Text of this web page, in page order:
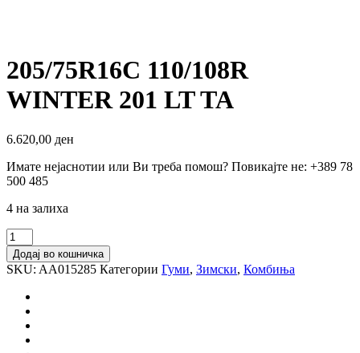
205/75R16C 110/108R
WINTER 201 LT TA
6.620,00 ден
Имате нејаснотии или Ви треба помош? Повикајте не: +389 78
500 485
4 на залиха
205/75R16C
110/108R
WINTER
201
количина
Додај во кошничка
SKU: AA015285 Категории Гуми, Зимски, Комбиња